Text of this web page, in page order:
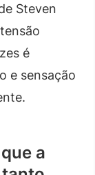
Steven
é
e sensação
a